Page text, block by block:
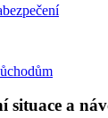
situace a